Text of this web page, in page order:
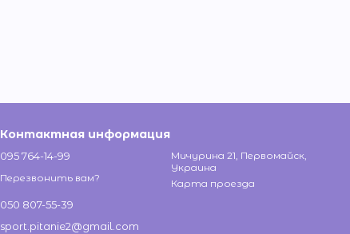
Контактная информация
095 764-14-99
Перезвонить вам?
050 807-55-39
sport.pitanie2@gmail.com
Мичурина 21, Первомайск,
Украина
Карта проезда